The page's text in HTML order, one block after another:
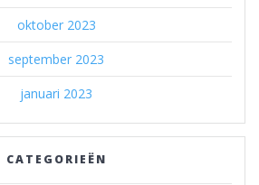
oktober 2023
september 2023
januari 2023
CATEGORIEËN